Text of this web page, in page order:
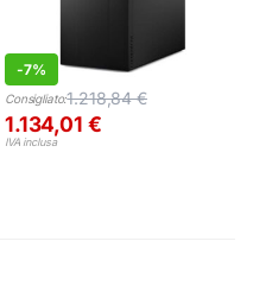
-7%
Consigliato:1.218,84€
1.134,01 €
IVA inclusa